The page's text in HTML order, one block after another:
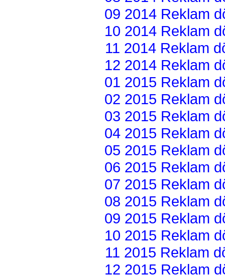
09 2014 Reklam
10 2014 Reklam
11 2014 Reklam
12 2014 Reklam
01 2015 Reklam
02 2015 Reklam
03 2015 Reklam
04 2015 Reklam
05 2015 Reklam
06 2015 Reklam
07 2015 Reklam
08 2015 Reklam
09 2015 Reklam
10 2015 Reklam
11 2015 Reklam
12 2015 Reklam